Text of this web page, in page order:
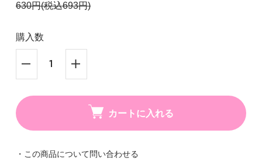
630円(税込693円)
購入数
カートに入れる
・この商品について問い合わせる